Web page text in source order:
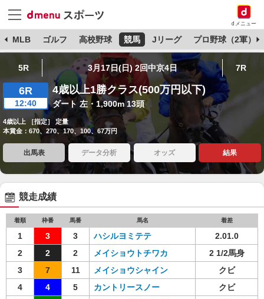
dメニュー
MLB ゴルフ 高校野球 競馬 Jリーグ プロ野球（2軍）
5R 3月17日(日) 2回中京4日 7R
6R
12:40
4歳以上1勝クラス(500万円以下)
ダート 左・1,900m 13頭
4歳以上 ［指定］ 定量
本賞金：670、270、170、100、67万円
出馬表 データ分析 オッズ 結果
競走成績
着順 枠番 馬番 馬名 着差
1 3 3 ハシルヨミテテ
2.01.0
2
2 2 メイショウトチワカ
2 1/2馬身
3
7 11 メイショウシャイン
クビ
4
4 5 カントリースノー
クビ